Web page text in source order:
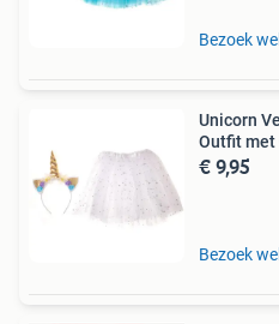
Bezoek
Unicorn
Outfit met
€ 9,95
Bezoek